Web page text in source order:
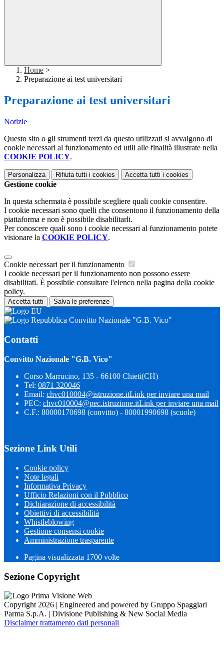
Home >
Preparazione ai test universitari
Preparazione ai test universitari
Notizie
Questo sito o gli strumenti terzi da questo utilizzati si avvalgono di
cookie necessari al funzionamento ed utili alle finalità illustrate nella
COOKIE POLICY.
Personalizza Rifiuta tutti i cookies Accetta tutti i cookies
Gestione cookie
In questa schermata è possibile scegliere quali cookie consentire.
I cookie necessari sono quelli che consentono il funzionamento della
piattaforma e non è possibile disabilitarli.
Per conoscere quali sono i cookie necessari al funzionamento potete
visionare la COOKIE POLICY.
Cookie necessari per il funzionamento
I cookie necessari per il funzionamento non possono essere
disabilitati. È possibile consultare l'elenco nella pagina della cookie
policy.
Accetta tutti Salva le preferenze
Convitto Nazionale "G.B. Vico"
Contatti
Convitto Nazionale "G.B. Vico"
Corso Marrucino, 135 - 66100 Chieti(CH)
Tel: 0871 320046
Email: chvc010004@istruzione.itLink per inviare una mail
PEC: chvc010004@pec.istruzione.itLink per inviare una mail
C.F.: 80000170698 (convitto) - 80001990698 (scuole)
Sezione Link Utili
Cookie policy
Note legali
Informativa Privacy
Ufficio Relazioni con il Pubblico
Dichiarazione di accessibilità
Obiettivi di accessibilità
Whistleblowing
Gestione consensi cookie
Amministrazione trasparente
Pagina visualizzata 1700 volte
Sezione Copyright
Copyright 2026 | Engineered and powered by Gruppo Spaggiari
Parma S.p.A. | Divisione Publishing & New Social Media
Disclaimer trattamento dati personali